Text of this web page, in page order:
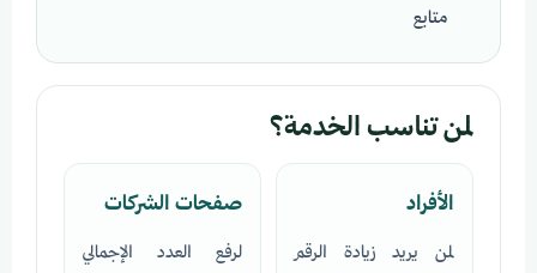
متابع
لمن تناسب الخدمة؟
الأفراد
لمن يريد زيادة الرقم
صفحات الشركات
لرفع العدد الإجمالي